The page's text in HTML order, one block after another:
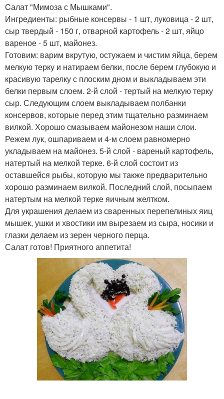
Cалат "Мимоза с Мышками".
Ингредиенты: рыбные консервы - 1 шт, луковица - 2 шт,
сыр твердый - 150 г, отварной картофель - 2 шт, яйцо
вареное - 5 шт, майонез.
Готовим: варим вкрутую, остужаем и чистим яйца, берем
мелкую терку и натираем белки, после берем глубокую и
красивую тарелку с плоским дном и выкладываем эти
белки первым слоем. 2-й слой - тертый на мелкую терку
сыр. Следующим слоем выкладываем полбанки
консервов, которые перед этим тщательно разминаем
вилкой. Хорошо смазываем майонезом наши слои.
Режем лук, ошпариваем и 4-м слоем равномерно
укладываем на майонез. 5-й слой - вареный картофель,
натертый на мелкой терке. 6-й слой состоит из
оставшейся рыбы, которую мы также предварительно
хорошо разминаем вилкой. Последний слой, посыпаем
натертым на мелкой терке яичным желтком.
Для украшения делаем из сваренных перепелиных яиц
мышек, ушки и хвостики им вырезаем из сыра, носики и
глазки делаем из зерен черного перца.
Салат готов! Приятного аппетита!